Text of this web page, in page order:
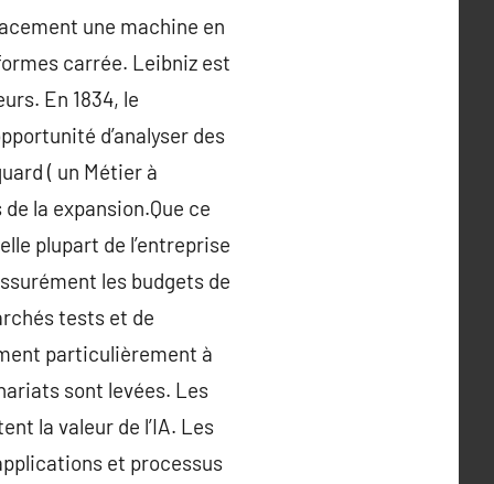
une machine en
carrée. Leibniz est
En 1834, le
d’analyser des
( un Métier à
la expansion.Que ce
plupart de l’entreprise
les budgets de
tests et de
particulièrement à
sont levées. Les
la valeur de l’IA. Les
et processus